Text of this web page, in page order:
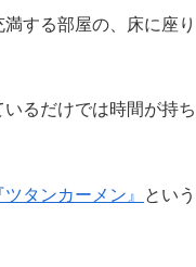
する部屋の、床に座り
るだけでは時間が持ち
ツタンカーメン』
という